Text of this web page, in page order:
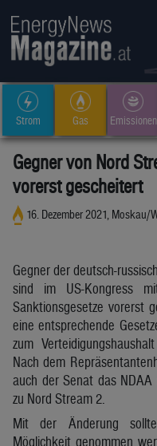
Strom Gas Emissionen
Gegner von Nord
vorerst gescheitert
16. Dezember 2021, Moskau/
Gegner der deutsch-
sind im US-Kongress
Sanktionsgesetze vorerst
eine entsprechende
zum
Nach dem
auch der Senat das
zu Nord Stream 2.
Mit der Änderung
Möglichkeit genommen